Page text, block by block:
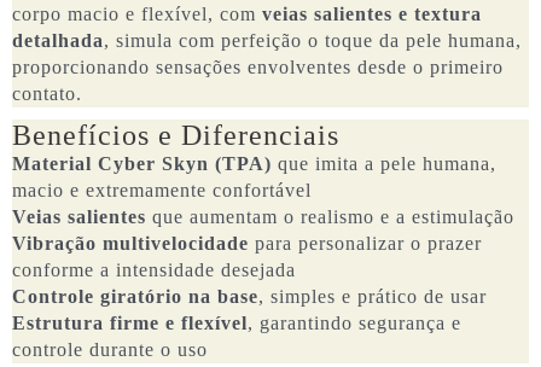
corpo macio e flexível, com veias salientes e textura
detalhada, simula com perfeição o toque da pele humana,
proporcionando sensações envolventes desde o primeiro
contato.
Benefícios e Diferenciais
Material Cyber Skyn (TPA) que imita a pele humana,
macio e extremamente confortável
Veias salientes que aumentam o realismo e a estimulação
Vibração multivelocidade para personalizar o prazer
conforme a intensidade desejada
Controle giratório na base, simples e prático de usar
Estrutura firme e flexível, garantindo segurança e
controle durante o uso